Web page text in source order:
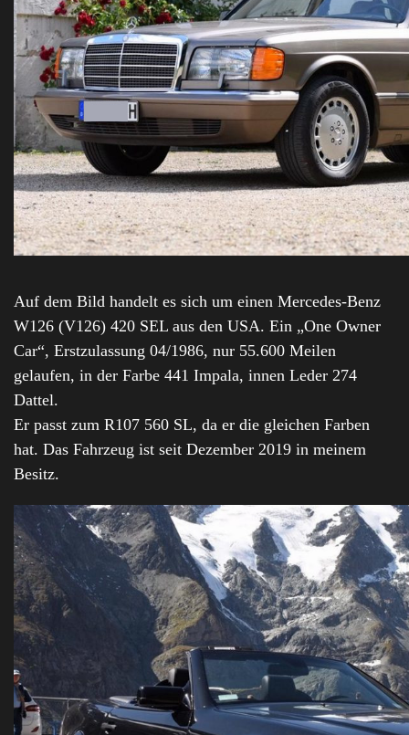
Auf dem Bild handelt es sich um einen Mercedes-Benz
W126 (V126) 420 SEL aus den USA. Ein „One Owner
Car“, Erstzulassung 04/1986, nur 55.600 Meilen
gelaufen, in der Farbe 441 Impala, innen Leder 274
Dattel.
Er passt zum R107 560 SL, da er die gleichen Farben
hat. Das Fahrzeug ist seit Dezember 2019 in meinem
Besitz.